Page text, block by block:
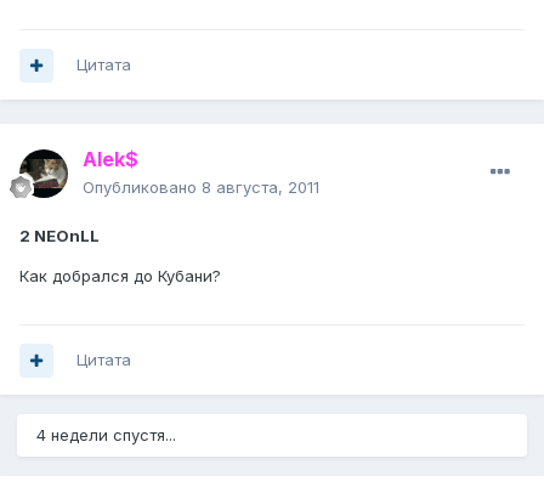
Цитата
Alek$
Опубликовано 8 августа, 2011
2 NEOnLL
Как добрался до Кубани?
Цитата
4 недели спустя...